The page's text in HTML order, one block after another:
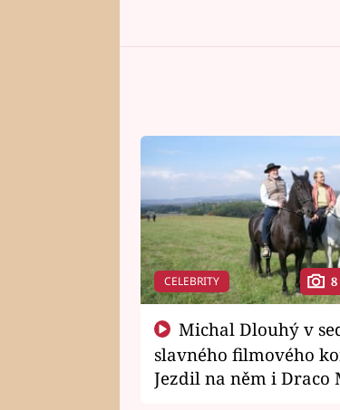
CELEBRITY
slavného filmového
Jezdil na něm i Draco